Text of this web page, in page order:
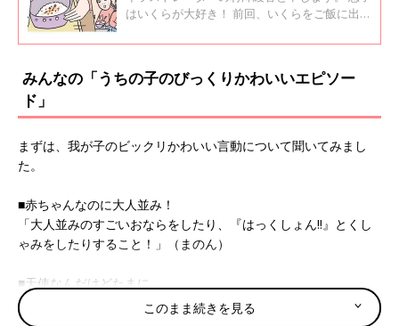
はいくらが大好き！ 前回、いくらをご飯に出し
っているような感じで発言していて、 笑ってし
みんなの「うちの子のびっくりかわいいエピソー
ド」
まずは、我が子のビックリかわいい言動について聞いてみまし
た。
■赤ちゃんなのに大人並み！
「大人並みのすごいおならをしたり、『はっくしょん‼』とくし
ゃみをしたりすること！」（まのん）
■天使なんだけどたまに…
「赤ちゃんの寝顔は天使ですが、たまに白目むいて変顔の時は、
声を出して笑っちゃいます」（ももじろう）
このまま続きを見る